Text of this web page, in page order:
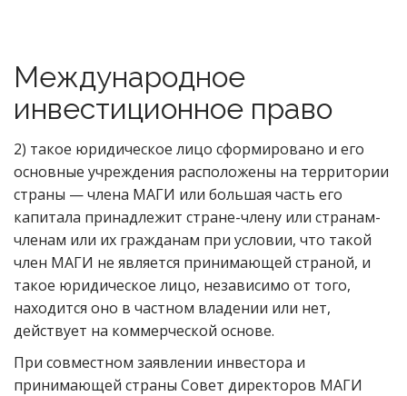
Международное
инвестиционное право
2) такое юридическое лицо сформировано и его
основные учреждения расположены на территории
страны — члена МАГИ или большая часть его
капитала принадлежит стране-члену или странам-
членам или их гражданам при условии, что такой
член МАГИ не является принимающей страной, и
такое юридическое лицо, независимо от того,
находится оно в частном владении или нет,
действует на коммерческой основе.
При совместном заявлении инвестора и
принимающей страны Совет директоров МАГИ